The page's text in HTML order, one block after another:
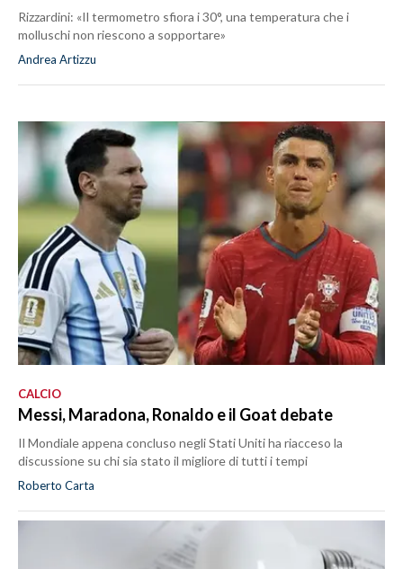
Rizzardini: «Il termometro sfiora i 30°, una temperatura che i
molluschi non riescono a sopportare»
Andrea Artizzu
CALCIO
Messi, Maradona, Ronaldo e il Goat debate
Il Mondiale appena concluso negli Stati Uniti ha riacceso la
discussione su chi sia stato il migliore di tutti i tempi
Roberto Carta